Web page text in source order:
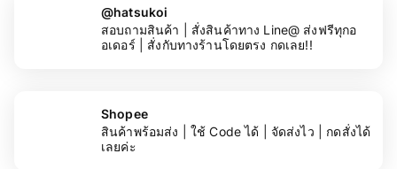
@hatsukoi
สอบถามสินค้า | สั่งสินค้าทาง Line@ ส่งฟรีทุกอ
อเดอร์ | สั่งกับทางร้านโดยตรง กดเลย!!
Shopee
สินค้าพร้อมส่ง | ใช้ Code ได้ | จัดส่งไว | กดสั่งได้
เลยค่ะ